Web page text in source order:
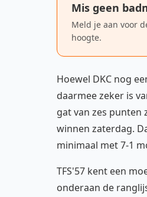
Mis geen
Meld je aan voor
hoogte.
Hoewel DKC nog
daarmee zeker is
gat van zes
winnen zaterdag.
minimaal met 7-1
TFS'57 kent een
onderaan de